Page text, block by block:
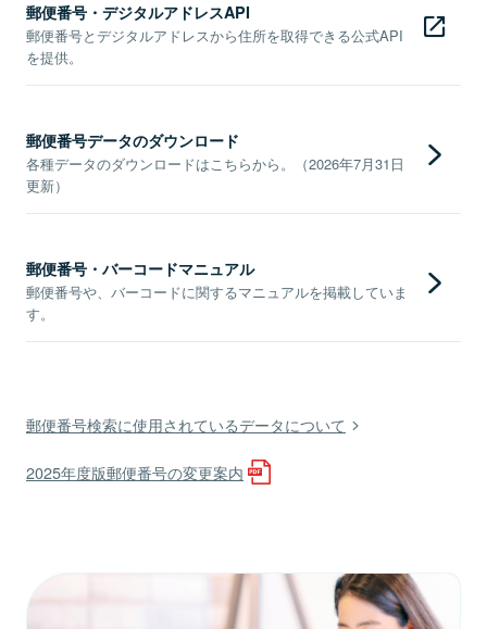
郵便番号・デジタルアドレスAPI
郵便番号とデジタルアドレスから住所を取得できる公式API
を提供。
郵便番号データのダウンロード
各種データのダウンロードはこちらから。（2026年7月31日
更新）
郵便番号・バーコードマニュアル
郵便番号や、バーコードに関するマニュアルを掲載していま
す。
郵便番号検索に使用されているデータについて
2025年度版郵便番号の変更案内